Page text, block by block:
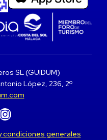
SL (GUIDUM)
López, 236, 2º
condiciones generales